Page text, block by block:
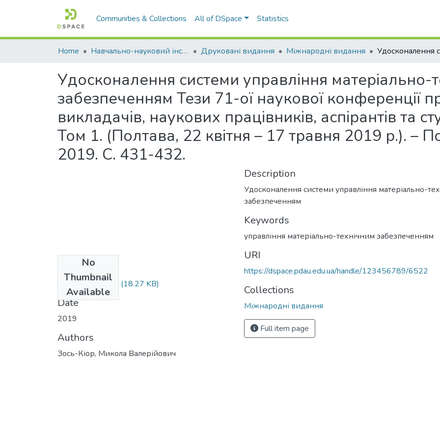
Communities & Collections All of DSpace Statistics
Home Навчально-науковий інститут економіки, управління, права та інформаційних технологій Друковані видання Міжнародні видання
Удосконалення системи управління матеріально-
забезпеченням Тези 71-ої наукової конференції
викладачів, наукових працівників, аспірантів та
Том 1. (Полтава, 22 квітня – 17 травня 2019 р.). –
2019. С. 431-432.
No
Thumbnail
Available
Тези Момот.docx (18.27 KB)
Date
2019
Authors
Зось-Кіор, Микола Валерійович
Description
Удосконалення системи управління матеріально-
забезпеченням
Keywords
управління матеріально-технічним забезпеченням
URI
https://dspace.pdau.edu.ua/handle/123456789/6522
Collections
Міжнародні видання
Full item page